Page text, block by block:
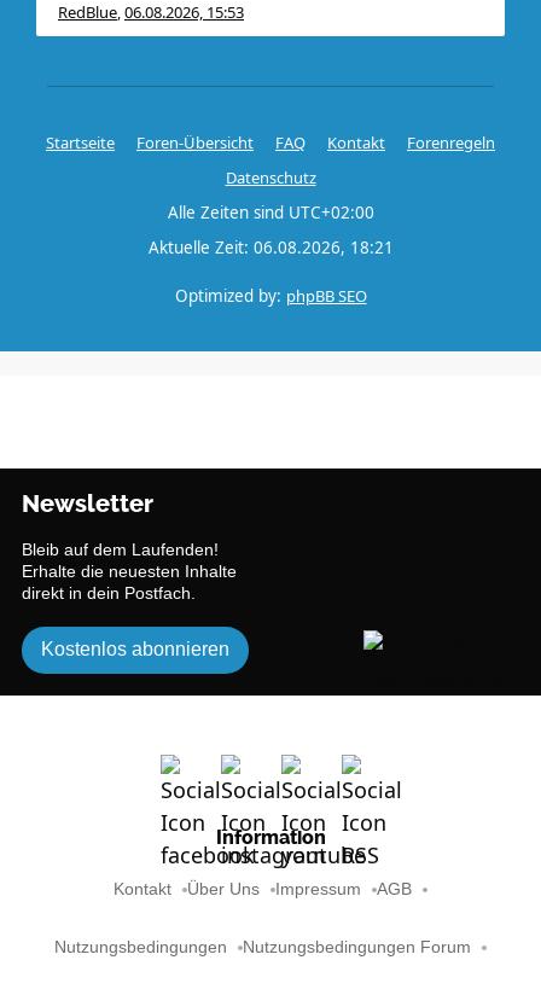
RedBlue,06.08.2026, 15:53
Startseite Foren-Übersicht FAQ Kontakt
Forenregeln
Datenschutz
Alle Zeiten sind UTC+02:00
Aktuelle Zeit: 06.08.2026, 18:21
Optimized by: phpBB SEO
Newsletter
Bleib auf dem Laufenden!
Erhalte die neuesten Inhalte
direkt in dein Postfach.
Kostenlos abonnieren
Information
Kontakt Über Uns Impressum AGB
Nutzungsbedingungen Nutzungsbedingungen Forum